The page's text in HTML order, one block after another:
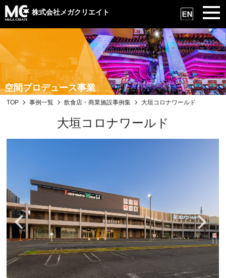
株式会社メガクリエイト
空間プロデュース事業
TOP 事例一覧 飲食店・商業施設事例集 大垣コロナワールド
大垣コロナワールド